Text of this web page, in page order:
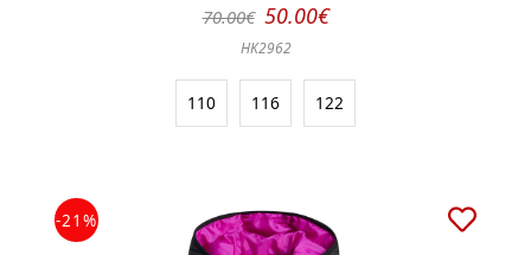
70.00€ 50.00€
HK2962
110 116 122
-21%